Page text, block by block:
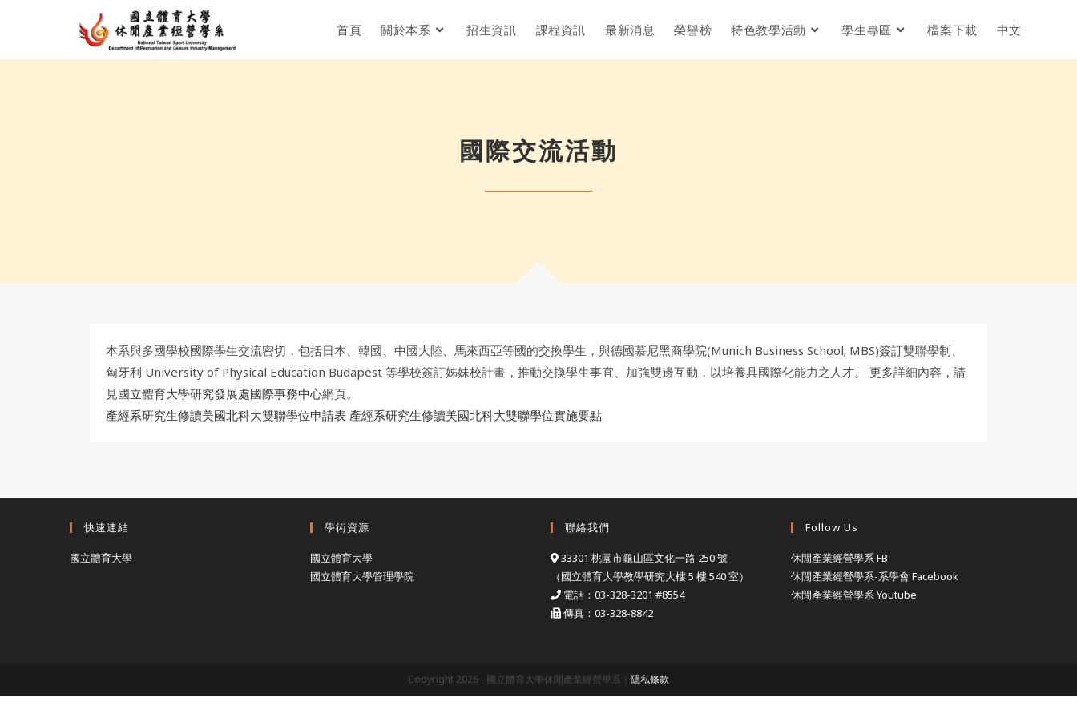
首頁 關於本系 招生資訊 課程資訊 最新消息 榮譽榜 特色教學活動 學生專區 檔案下載 中文
國際交流活動
本系與多國學校國際學生交流密切，包括日本、韓國、中國大陸、馬來西亞等國的交換學生，與德國慕尼黑商學院(Munich Business School; MBS)簽訂雙聯學制、
匈牙利 University of Physical Education Budapest 等學校簽訂姊妹校計畫，推動交換學生事宜、加強雙邊互動，以培養具國際化能力之人才。 更多詳細內容，請
見國立體育大學研究發展處國際事務中心網頁。
產經系研究生修讀美國北科大雙聯學位申請表 產經系研究生修讀美國北科大雙聯學位實施要點
快速連結
國立體育大學
學術資源
國立體育大學
國立體育大學管理學院
聯絡我們
33301 桃園市龜山區文化一路 250 號
（國立體育大學教學研究大樓 5 樓 540 室）
電話：03-328-3201 #8554
傳真：03-328-8842
Follow Us
休閒產業經營學系 FB
休閒產業經營學系-系學會 Facebook
休閒產業經營學系 Youtube
Copyright 2026 - 國立體育大學休閒產業經營學系｜ 隱私條款